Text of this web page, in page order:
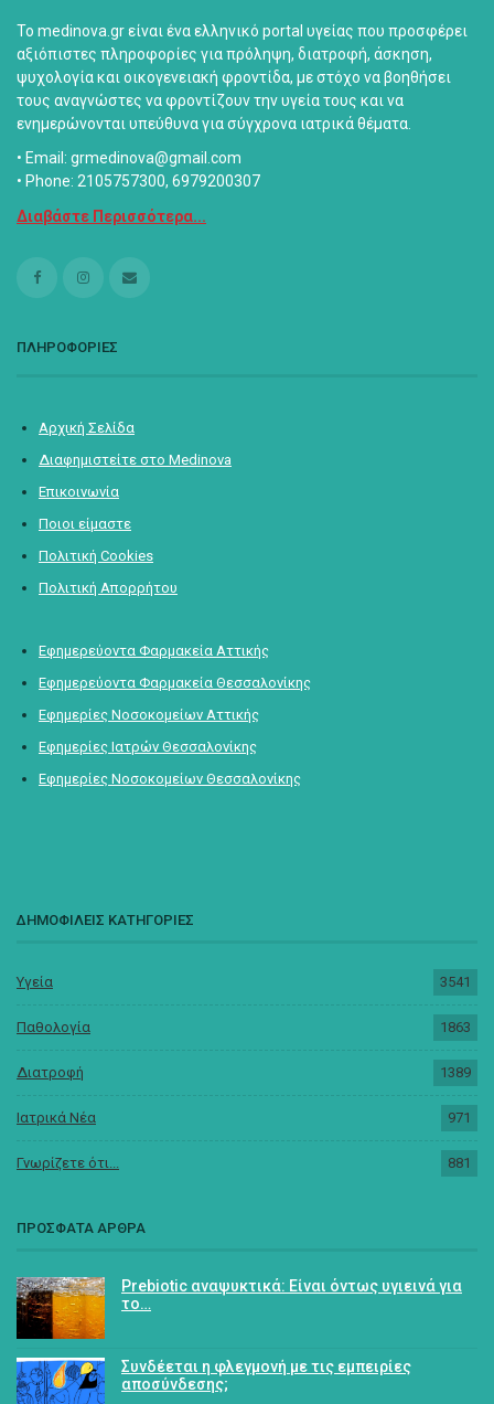
Το medinova.gr είναι ένα ελληνικό portal υγείας που προσφέρει
αξιόπιστες πληροφορίες για πρόληψη, διατροφή, άσκηση,
ψυχολογία και οικογενειακή φροντίδα, με στόχο να βοηθήσει
τους αναγνώστες να φροντίζουν την υγεία τους και να
ενημερώνονται υπεύθυνα για σύγχρονα ιατρικά θέματα.
• Email: grmedinova@gmail.com
• Phone: 2105757300, 6979200307
Διαβάστε Περισσότερα...
ΠΛΗΡΟΦΟΡΙΕΣ
Αρχική Σελίδα
Διαφημιστείτε στο Medinova
Επικοινωνία
Ποιοι είμαστε
Πολιτική Cookies
Πολιτική Απορρήτου
Εφημερεύοντα Φαρμακεία Αττικής
Εφημερεύοντα Φαρμακεία Θεσσαλονίκης
Εφημερίες Νοσοκομείων Αττικής
Εφημερίες Ιατρών Θεσσαλονίκης
Εφημερίες Νοσοκομείων Θεσσαλονίκης
ΔΗΜΟΦΙΛΕΙΣ ΚΑΤΗΓΟΡΙΕΣ
Υγεία 3541
Παθολογία 1863
Διατροφή 1389
Ιατρικά Νέα 971
Γνωρίζετε ότι... 881
ΠΡΟΣΦΑΤΑ ΑΡΘΡΑ
Prebiotic αναψυκτικά: Είναι όντως υγιεινά για
το…
Συνδέεται η φλεγμονή με τις εμπειρίες
αποσύνδεσης;